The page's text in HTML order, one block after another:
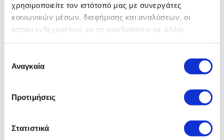
χρησιμοποιείτε τον ιστότοπό μας με συνεργάτες
κοινωνικών μέσων, διαφήμισης και αναλύσεων, οι
οποίοι ενδεχομένως να τις συνδυάσουν με άλλες
των υπηρεσιών τους.
συγκατάθεσης
Αναγκαία
Προτιμήσεις
Στατιστικά
τεχνολογία μετάδοσης κίνησης και τις δυνατότητες του κινητήρα, η
Jaguar F‑TYPE Project 7 αποτελεί τον τέλειο συνδυασμό ιστορικού
σχεδιασμού και δυναμικής του 21ου αιώνα. Ανακαλύψτε πώς αυτή
ΜΑΘΕΤΕ ΠΕΡΙΣΣΟΤΕΡΑ